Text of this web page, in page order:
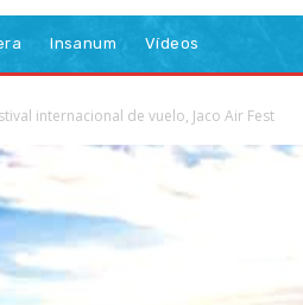
Insanum Vídeos
internacional de vuelo, Jaco Air Fest